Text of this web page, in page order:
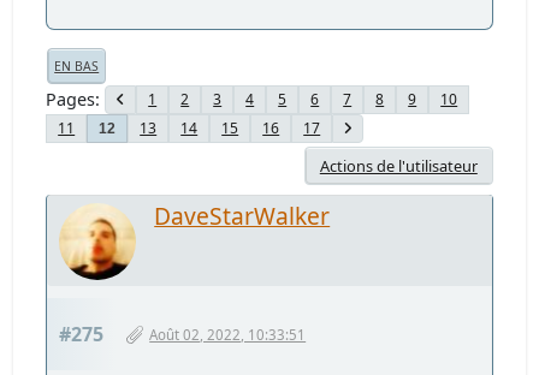
EN BAS
Pages 1 2 3 4 5 6 7 8 9
10
11
12 13 14 15 16 17
Actions de l'utilisateur
DaveStarWalker
#275 Août 02, 2022, 10:33:51